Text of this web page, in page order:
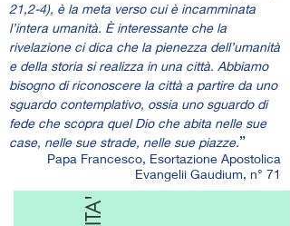
21,2-4), è la meta verso cui è incamminata
l’intera umanità. È interessante che la
rivelazione ci dica che la pienezza dell’umanità
e della storia si realizza in una città. Abbiamo
bisogno di ri­conoscere la città a partire da uno
sguardo con­templativo, ossia uno sguardo di
fede che scopra quel Dio che abita nelle sue
case, nelle sue strade, nelle sue piazze.”
Papa Francesco, Esortazione Apostolica
Evangelii Gaudium, n° 71